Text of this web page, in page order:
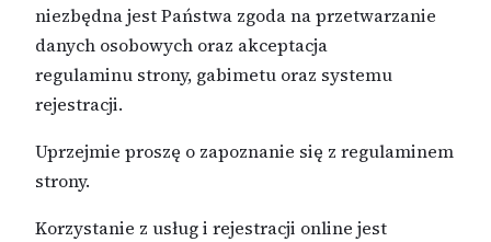
niezbędna jest Państwa zgoda na przetwarzanie
danych osobowych oraz akceptacja
regulaminu strony, gabimetu oraz systemu
rejestracji.
Uprzejmie proszę o zapoznanie się z regulaminem
strony.
Korzystanie z usług i rejestracji online jest